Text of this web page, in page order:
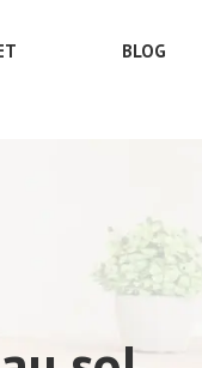
BLOG